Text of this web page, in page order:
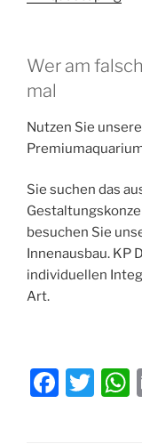
Wer am
mal
Nutzen Sie
Sie suchen das
besuchen Sie
Innenausbau. KP
individuellen
Art.
F
T